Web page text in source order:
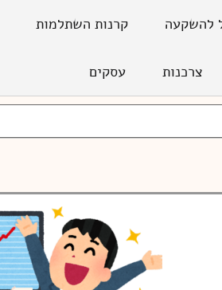
להשקעה קרנות השתלמות
צרכנות עסקים